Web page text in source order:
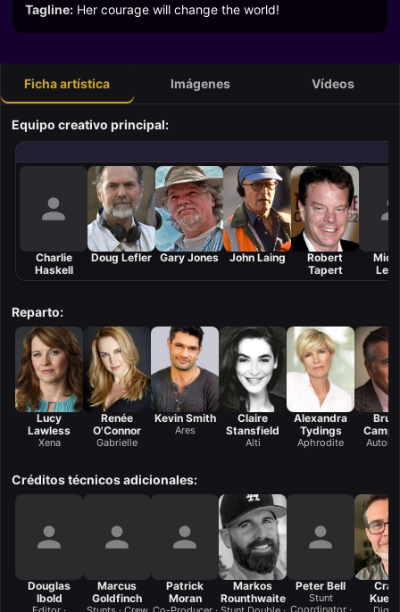
Tagline: Her courage will change the world!
Ficha artística Imágenes Vídeos
Equipo creativo principal:
Charlie
Haskell
Doug Lefler Gary Jones John Laing
Robert
Tapert
Reparto:
Lucy
Lawless
Xena
Renée
O'Connor
Gabrielle
Kevin Smith
Ares
Claire
Stansfield
Alti
Alexandra
Tydings
Aphrodite
Créditos técnicos adicionales:
Douglas
Ibold
Marcus
Goldfinch
Patrick
Moran
Markos
Rounthwaite
Peter Bell
Stunt
Coordinator ·